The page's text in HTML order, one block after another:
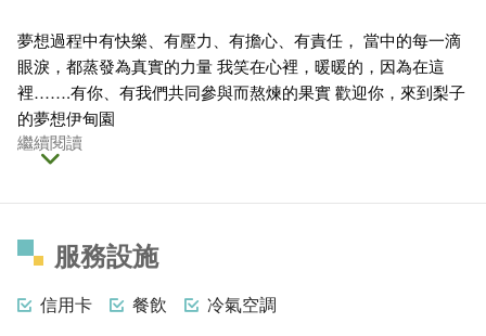
夢想過程中有快樂、有壓力、有擔心、有責任， 當中的每一滴
眼淚，都蒸發為真實的力量 我笑在心裡，暖暖的，因為在這
裡…….有你、有我們共同參與而熬煉的果實 歡迎你，來到梨子
的夢想伊甸園
繼續閱讀
服務設施
信用卡 餐飲 冷氣空調